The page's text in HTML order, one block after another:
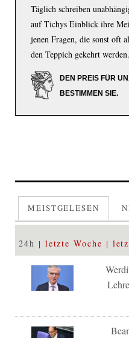
Täglich schreiben
auf Tichys Einblick ihre
jenen Fragen, die sonst oft
den Teppich gekehrt werden.
DEN PREIS FÜR
BESTIMMEN SIE.
MEISTGELESEN
24h letzte Woche